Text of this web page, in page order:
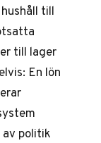
till
till lager
En lön
politik